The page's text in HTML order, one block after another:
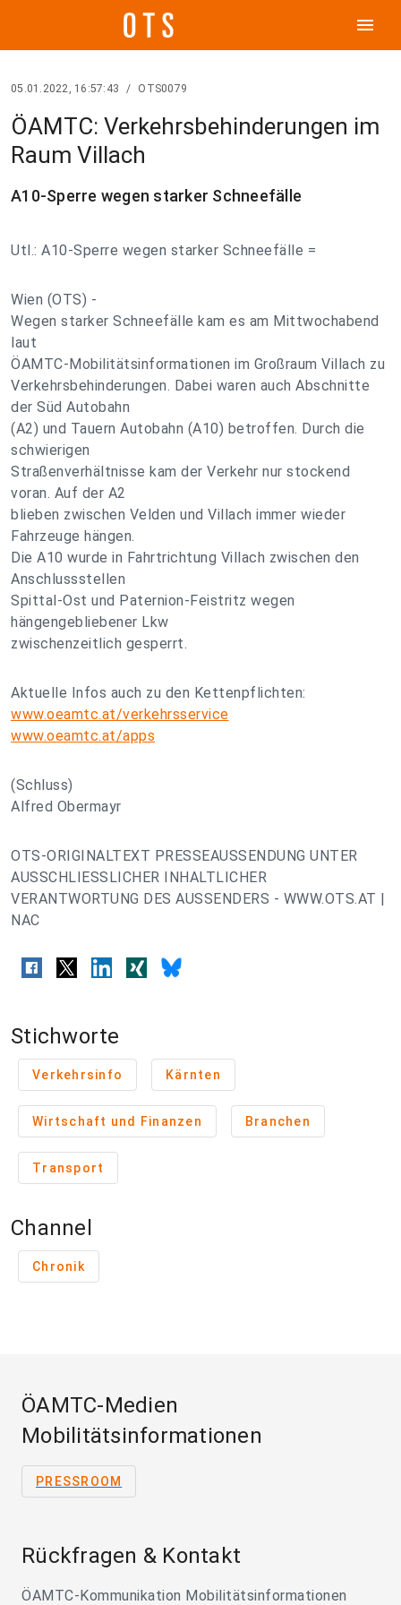
menu
05.01.2022, 16:57:43 / OTS0079
ÖAMTC: Verkehrsbehinderungen im
Raum Villach
A10-Sperre wegen starker Schneefälle
Utl.: A10-Sperre wegen starker Schneefälle =
Wien (OTS) -
Wegen starker Schneefälle kam es am Mittwochabend
laut
ÖAMTC-Mobilitätsinformationen im Großraum Villach zu
Verkehrsbehinderungen. Dabei waren auch Abschnitte
der Süd Autobahn
(A2) und Tauern Autobahn (A10) betroffen. Durch die
schwierigen
Straßenverhältnisse kam der Verkehr nur stockend
voran. Auf der A2
blieben zwischen Velden und Villach immer wieder
Fahrzeuge hängen.
Die A10 wurde in Fahrtrichtung Villach zwischen den
Anschlussstellen
Spittal-Ost und Paternion-Feistritz wegen
hängengebliebener Lkw
zwischenzeitlich gesperrt.
Aktuelle Infos auch zu den Kettenpflichten:
www.oeamtc.at/verkehrsservice
www.oeamtc.at/apps
(Schluss)
Alfred Obermayr
OTS-ORIGINALTEXT PRESSEAUSSENDUNG UNTER
AUSSCHLIESSLICHER INHALTLICHER
VERANTWORTUNG DES AUSSENDERS - WWW.OTS.AT |
NAC
Stichworte
Verkehrsinfo Kärnten
Wirtschaft und Finanzen Branchen
Transport
Channel
Chronik
ÖAMTC-Medien
Mobilitätsinformationen
PRESSROOM
Rückfragen & Kontakt
ÖAMTC-Kommunikation Mobilitätsinformationen